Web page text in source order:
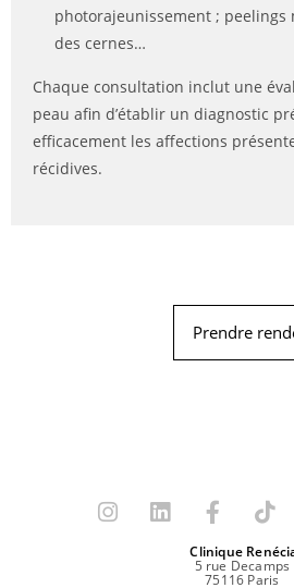
photorajeunissement ; peelings
des cernes…
Chaque consultation inclut une
peau afin d’établir un diagnostic
efficacement les affections
récidives.
Prendre
Clinique
5 rue Decamps
75116 Paris